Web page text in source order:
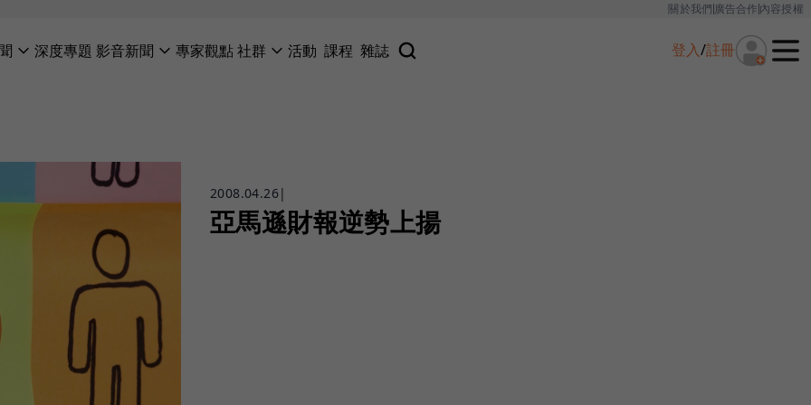
關於我們廣告合作內容授權
深度專題 影音新聞 專家觀點社群 活動 課程 雜誌 登入/註冊
2008.04.26|
亞馬遜財報逆勢上揚